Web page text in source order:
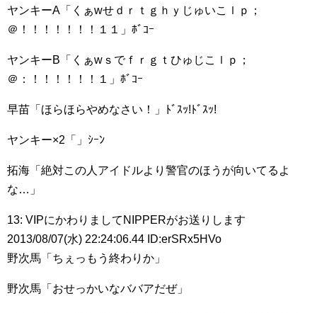
ヤンキーA「くぁwせｄｒｔｇｈｙじゅいこｌｐ；
＠！！！！！！！１１」ﾎﾞｺｰ
ヤンキーB「くぁwｓでｆｒｇｔひゅじこｌｐ；
＠：！！！！！！１」ﾎﾞｺｰ
早苗「ほらほらやめなさい！」ﾄﾞｽｯ!ﾄﾞｽｯ!
ヤンキー×2「」ｼｰﾝ
拓海「絶対この人アイドルより警官のほうが向いてるよ
な…」
13: VIPにかわりましてNIPPERがお送りします
2013/08/07(水) 22:24:06.44 ID:erSRx5HVo
野次馬「ちぇっもう終わりか」
野次馬「おせっかいなババアだぜ」